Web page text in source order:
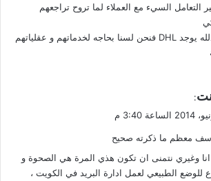
التعامل السيء مع العملاء لما تروح تراجعهم
الحمدلله يوجد DHL فنحن لسنا بحاجه لخدماتهم و عقلياتهم
:
معظم ما ذكرته صحيح
وغيري نتمنى ان تكون هذي المرة هي الصحوة و
للوضع الطبيعي لعمل ادارة البريد في الكويت ،